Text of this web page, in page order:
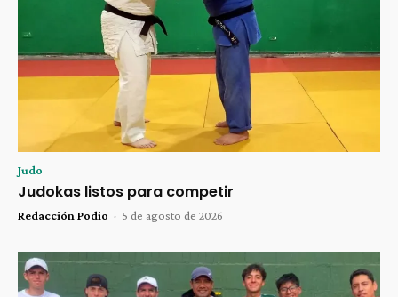
Judo
Judokas listos para competir
Redacción Podio - 5 de agosto de 2026